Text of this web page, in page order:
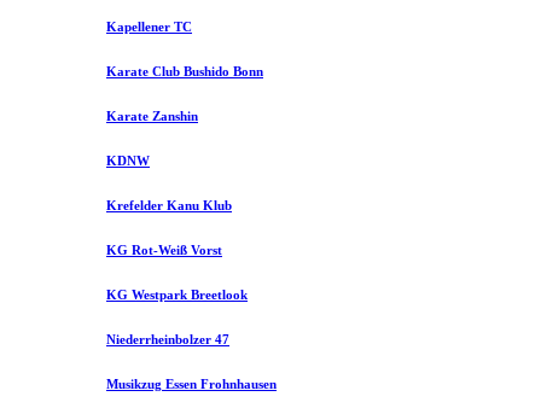
Kapellener TC
Karate Club Bushido Bonn
Karate Zanshin
KDNW
Krefelder Kanu Klub
KG Rot-Weiß Vorst
KG Westpark Breetlook
Niederrheinbolzer 47
Musikzug Essen Frohnhausen